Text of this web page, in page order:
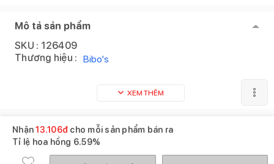
Mô tả sản phẩm
SKU : 126409
Thương hiệu : Bibo's
XEM THÊM
Sản phẩm tương tự
Nhận13.106đ cho mỗi sản phẩm bán ra
Tỉ lệ hoa hồng 6.59%